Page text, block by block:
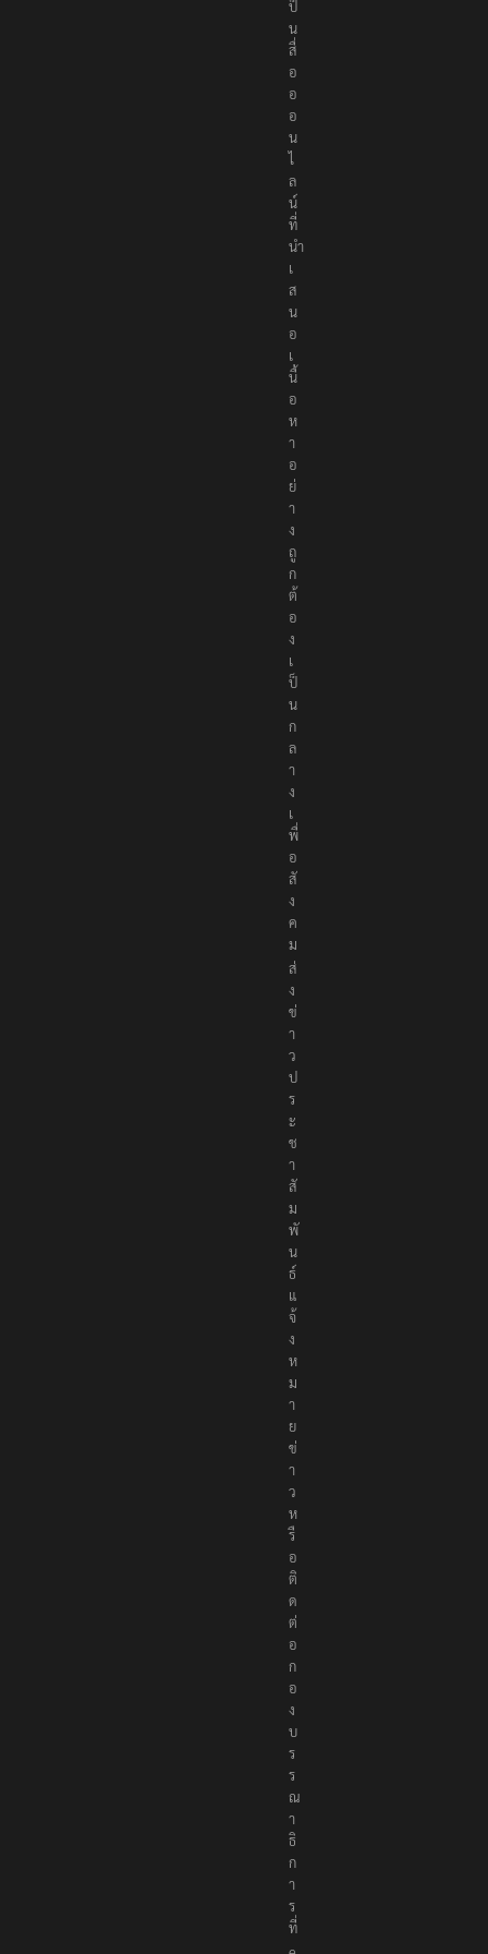
ป็
น
สื่
อ
อ
อ
น
ไ
ล
น์
ที่
นำ
เ
ส
น
อ
เ
นื้
อ
ห
า
อ
ย่
า
ง
ถู
ก
ต้
อ
ง
เ
ป็
น
ก
ล
า
ง
เ
พื่
อ
สั
ง
ค
ม
ส่
ง
ข่
า
ว
ป
ร
ะ
ช
า
สั
ม
พั
น
ธ์
แ
จ้
ง
ห
ม
า
ย
ข่
า
ว
ห
รื
อ
ติ
ด
ต่
อ
ก
อ
ง
บ
ร
ร
ณ
า
ธิ
ก
า
ร
ที่